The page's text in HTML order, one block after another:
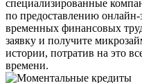
специализированные
по предоставлению
временных финансовых
заявку и получите
истории, потратив на это
времени.